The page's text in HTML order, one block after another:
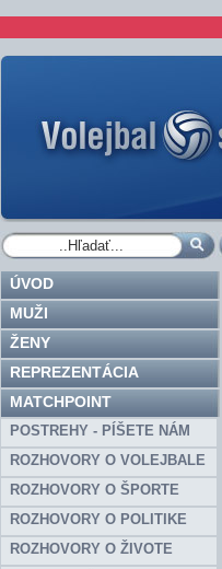
ÚVOD
MUŽI
ŽENY
REPREZENTÁCIA
MATCHPOINT
POSTREHY - PÍŠETE NÁM
ROZHOVORY O VOLEJBALE
ROZHOVORY O ŠPORTE
ROZHOVORY O POLITIKE
ROZHOVORY O ŽIVOTE